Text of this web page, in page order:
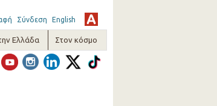
Σύνδεση English
Ελλάδα Στον κόσμο